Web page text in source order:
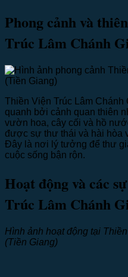
Phong cảnh và
Trúc Lâm Chánh
Thiền Viện Trúc Lâm
quanh bởi cảnh quan thiên
vườn hoa, cây cối và hồ
được sự thư thái và hài hòa
Đây là nơi lý tưởng để thư
cuộc sống bận rộn.
Hoạt động và các
Trúc Lâm Chánh
Hình ảnh hoạt động tại
(Tiền Giang)